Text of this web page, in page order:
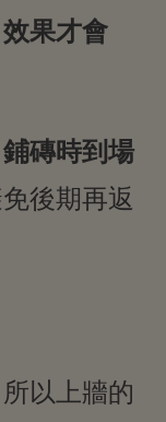
果才會
鋪磚時到場
後期再返
以上牆的